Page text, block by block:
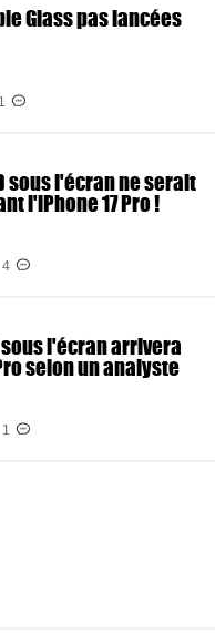
Glass pas lancées
1
sous l'écran ne serait
l'iPhone 17 Pro !
4
sous l'écran arrivera
selon un analyste
1